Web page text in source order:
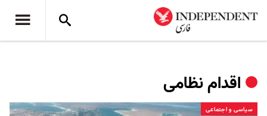
اقدام نظامی
سیاسی و اجتماعی